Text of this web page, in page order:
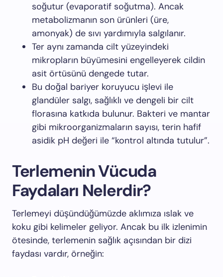
soğutur (evaporatif soğutma). Ancak
metabolizmanın son ürünleri (üre,
amonyak) de sıvı yardımıyla salgılanır.
Ter aynı zamanda cilt yüzeyindeki
mikropların büyümesini engelleyerek cildin
asit örtüsünü dengede tutar.
Bu doğal bariyer koruyucu işlevi ile
glandüler salgı, sağlıklı ve dengeli bir cilt
florasına katkıda bulunur. Bakteri ve mantar
gibi mikroorganizmaların sayısı, terin hafif
asidik pH değeri ile “kontrol altında tutulur”.
Terlemenin Vücuda
Faydaları Nelerdir?
Terlemeyi düşündüğümüzde aklımıza ıslak ve
koku gibi kelimeler geliyor. Ancak bu ilk izlenimin
ötesinde, terlemenin sağlık açısından bir dizi
faydası vardır, örneğin: